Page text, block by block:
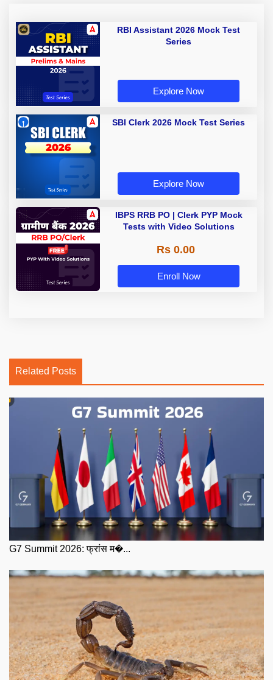
RBI Assistant 2026 Mock Test
Series
Explore Now
SBI Clerk 2026 Mock Test Series
Explore Now
IBPS RRB PO | Clerk PYP Mock
Tests with Video Solutions
Rs 0.00
Enroll Now
Related Posts
G7 Summit 2026: फ्रांस म�...